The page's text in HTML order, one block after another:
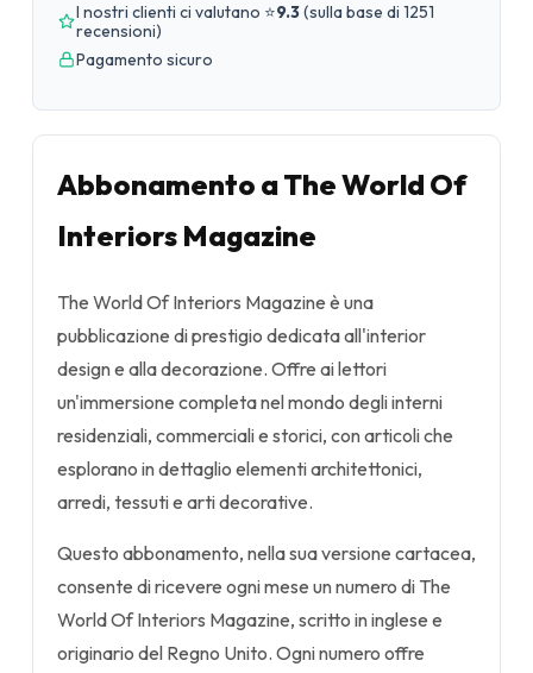
I nostri clienti ci valutano ⭐9.3(sulla base di 1251
recensioni)
Pagamento sicuro
Abbonamento a The World Of
Interiors Magazine
The World Of Interiors Magazine è una
pubblicazione di prestigio dedicata all'interior
design e alla decorazione. Offre ai lettori
un'immersione completa nel mondo degli interni
residenziali, commerciali e storici, con articoli che
esplorano in dettaglio elementi architettonici,
arredi, tessuti e arti decorative.
Questo abbonamento, nella sua versione cartacea,
consente di ricevere ogni mese un numero di The
World Of Interiors Magazine, scritto in inglese e
originario del Regno Unito. Ogni numero offre